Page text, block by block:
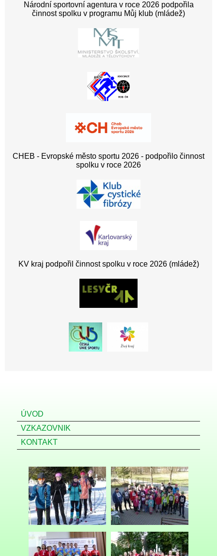
Národní sportovní agentura v roce 2026 podpořila
činnost spolku v programu Můj klub (mládež)
CHEB - Evropské město sportu 2026 - podpořilo činnost
spolku v roce 2026
KV kraj podpořil činnost spolku v roce 2026 (mládež)
ÚVOD
VZKAZOVNIK
KONTAKT